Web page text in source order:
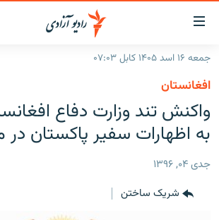
لینک‌های
قابل
دسترسی
به
متن
اصلی
بازگشت
منوی
مراجعه
گزارش‌ها
افغانستان
جهان
خبرها
مصاحبه‌ها
برنامه‌ها
جمعه ۱۶ اسد ۱۴۰۵ کابل ۰۷:۰۳
افغانستان
واکنش تند وزارت دفاع
به اظهارات سفیر پاکستان
جدی ۰۴, ۱۳۹۶
شریک ساختن